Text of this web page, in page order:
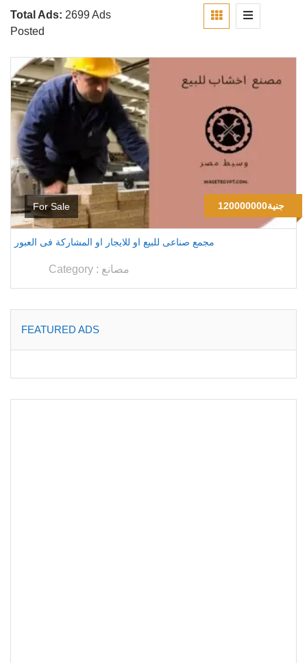
Total Ads: 2699 Ads
Posted
For Sale 120000000جنية
مجمع صناعى للبيع او للايجار او المشاركة فى العبور
Category : مصانع
FEATURED ADS